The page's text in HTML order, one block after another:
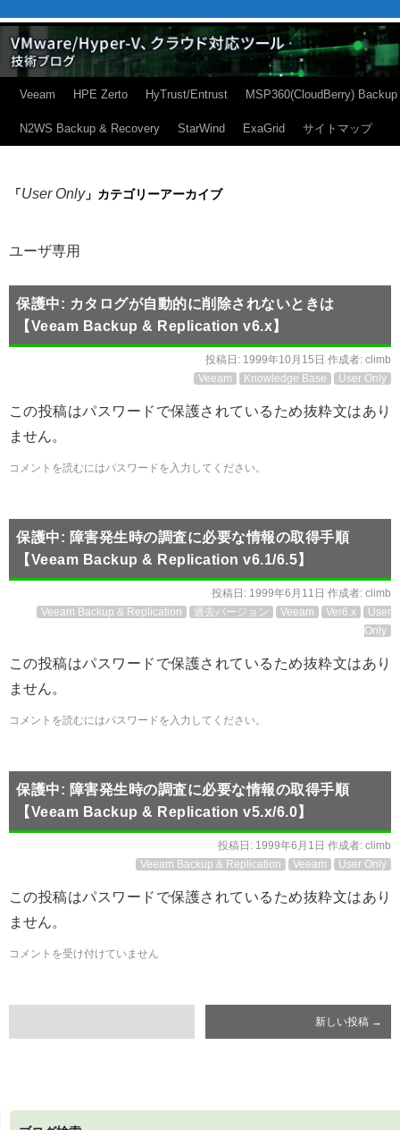
Veeam HPE Zerto HyTrust/Entrust MSP360(CloudBerry) Backup
N2WS Backup & Recovery StarWind ExaGrid サイトマップ
「User Only」カテゴリーアーカイブ
ユーザ専用
保護中: カタログが自動的に削除されないときは
【Veeam Backup & Replication v6.x】
投稿日: 1999年10月15日 作成者: climb
Veeam
Knowledge Base User Only
この投稿はパスワードで保護されているため抜粋文はあり
ません。
コメントを読むにはパスワードを入力してください。
保護中: 障害発生時の調査に必要な情報の取得手順
【Veeam Backup & Replication v6.1/6.5】
投稿日: 1999年6月11日 作成者: climb
Veeam Backup & Replication
過去バージョン Veeam Ver6.x
User
Only
この投稿はパスワードで保護されているため抜粋文はあり
ません。
コメントを読むにはパスワードを入力してください。
保護中: 障害発生時の調査に必要な情報の取得手順
【Veeam Backup & Replication v5.x/6.0】
投稿日: 1999年6月1日 作成者: climb
Veeam Backup & Replication
Veeam User Only
この投稿はパスワードで保護されているため抜粋文はあり
ません。
コメントを受け付けていません
新しい投稿 →